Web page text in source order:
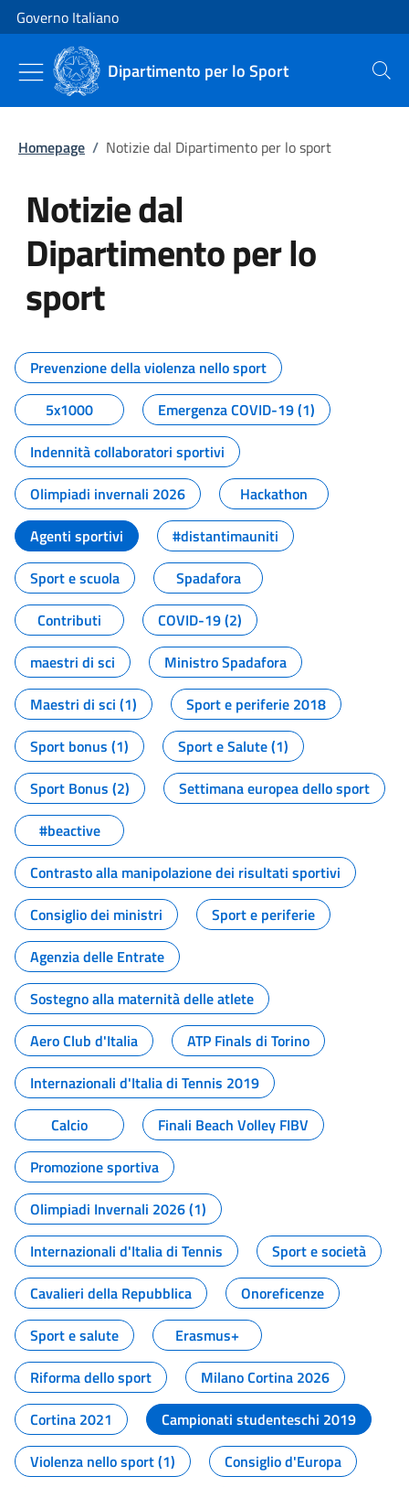
Vai al contenuto
Vai alla navigazione del sito
Governo Italiano
Dipartimento per lo Sport Cerca
Homepage / Notizie dal Dipartimento per lo sport
Notizie dal
Dipartimento per lo
sport
Tutti i contenuti della pagina
Prevenzione della violenza nello sport
5x1000
Emergenza COVID-19 (1)
Indennità collaboratori sportivi
Olimpiadi invernali 2026
Hackathon
Agenti sportivi
#distantimauniti
Sport e scuola
Spadafora
Contributi
COVID-19 (2)
maestri di sci
Ministro Spadafora
Maestri di sci (1)
Sport e periferie 2018
Sport bonus (1)
Sport e Salute (1)
Sport Bonus (2)
Settimana europea dello sport
#beactive
Contrasto alla manipolazione dei risultati sportivi
Consiglio dei ministri
Sport e periferie
Agenzia delle Entrate
Sostegno alla maternità delle atlete
Aero Club d'Italia
ATP Finals di Torino
Internazionali d'Italia di Tennis 2019
Calcio
Finali Beach Volley FIBV
Promozione sportiva
Olimpiadi Invernali 2026 (1)
Internazionali d'Italia di Tennis
Sport e società
Cavalieri della Repubblica
Onoreficenze
Sport e salute
Erasmus+
Riforma dello sport
Milano Cortina 2026
Cortina 2021
Campionati studenteschi 2019
Violenza nello sport (1)
Consiglio d'Europa